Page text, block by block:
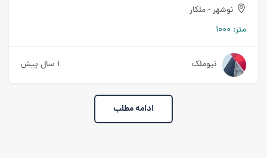
نوشهر - ملکار
متر: 1000
نیوملک 1 سال پیش
ادامه مطلب